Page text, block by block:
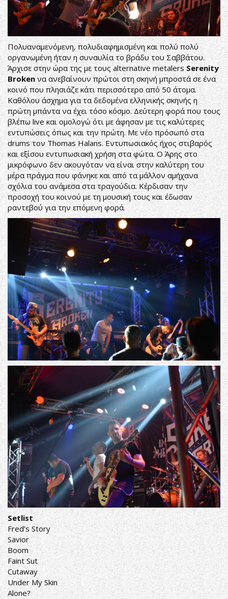
Πολυαναμενόμενη, πολυδιαφημισμένη και πολύ πολύ
οργανωμένη ήταν η συναυλία το βράδυ του Σαββάτου.
Άρχισε στην ώρα της με τους alternative metalers Serenity
Brokenνα ανεβαίνουν πρώτοι στη σκηνή μπροστά σε ένα
κοινό που πλησιάζε κάτι περισσότερο από 50 άτομα.
Καθόλου άσχημα για τα δεδομένα ελληνικής σκηνής η
πρώτη μπάντα να έχει τόσο κόσμο. Δεύτερη φορά που τους
βλέπω live και ομολογώ ότι με άφησαν με τις καλύτερες
εντυπώσεις όπως και την πρώτη. Με νέο πρόσωπό στα
drums τον Thomas Halans. Εντυπωσιακός ήχος στιβαρός
και εξίσου εντυπωσιακή χρήση στα φώτα. Ο Άρης στο
μικρόφωνο δεν ακουγόταν να είναι στην καλύτερη του
μέρα πράγμα που φάνηκε και από τα μάλλον αμήχανα
σχόλια του ανάμεσα στα τραγούδια. Κέρδισαν την
προσοχή του κοινού με τη μουσική τους και έδωσαν
ραντεβού για την επόμενη φορά.
Setlist
Fred’s Story
Savior
Boom
Faint Sut
Cutaway
Under My Skin
Alone?